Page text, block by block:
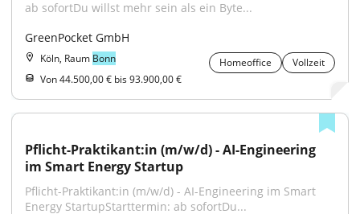
ab sofortDu willst mehr sein als ein Byte...
GreenPocket GmbH
Köln, Raum Bonn Homeoffice
Vollzeit
Von 44.500,00 € bis 93.900,00 €
Pflicht-Praktikant:in (m/w/d) - AI-Engineering
im Smart Energy Startup
Pflicht-Praktikant:in (m/w/d) - AI-Engineering im Smart
Energy StartupStarttermin: ab sofortDu...